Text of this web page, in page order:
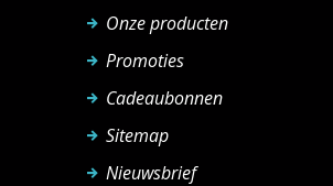
Onze producten
Promoties
Cadeaubonnen
Sitemap
Nieuwsbrief